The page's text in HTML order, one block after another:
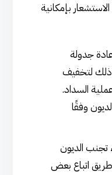
بإمكانية
جدولة
لتخفيف
السداد.
وفقًا
تجنب الديون
طريق اتباع بعض